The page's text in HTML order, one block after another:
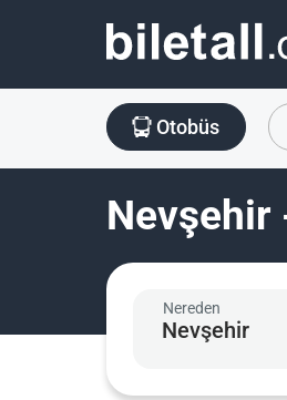
Otobüs
Nevşehir
Nereden